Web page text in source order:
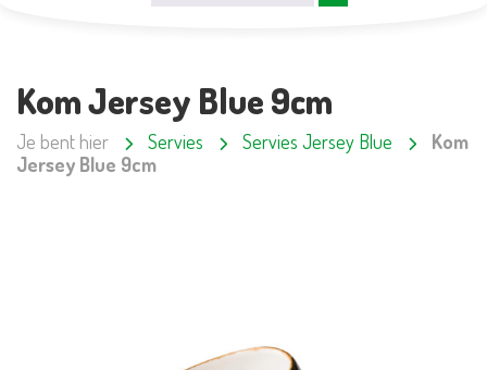
Kom Jersey Blue 9cm
Je bent hier Servies Servies Jersey Blue
Kom
Jersey Blue 9cm